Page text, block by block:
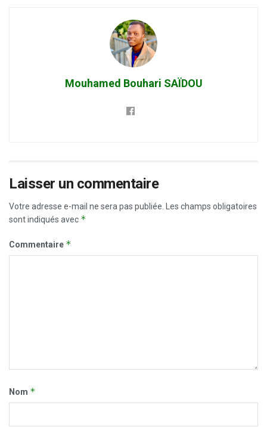
Mouhamed Bouhari SAÏDOU
Laisser un commentaire
Votre adresse e-mail ne sera pas publiée.
Les champs obligatoires
sont indiqués avec *
Commentaire *
Nom *